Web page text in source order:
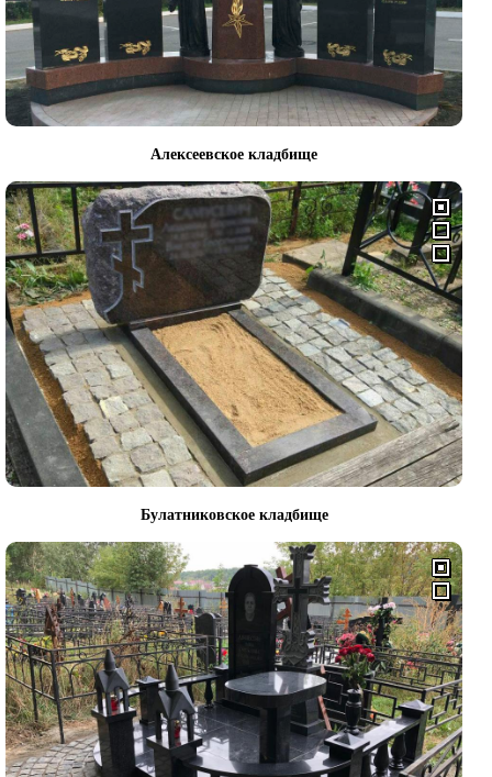
Алексеевское кладбище
Булатниковское кладбище